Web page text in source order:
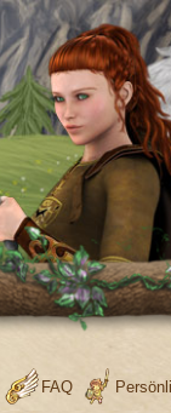
FAQ